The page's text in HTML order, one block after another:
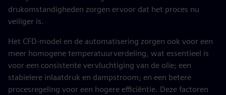
drukomstandigheden zorgen ervoor dat het proces nu
veiliger is.
Het CFD-model en de automatisering zorgen ook voor een
meer homogene temperatuurverdeling, wat essentieel is
voor een consistente vervluchtiging van de olie; een
stabielere inlaatdruk en dampstroom; en een betere
procesregeling voor een hogere efficiëntie. Deze factoren